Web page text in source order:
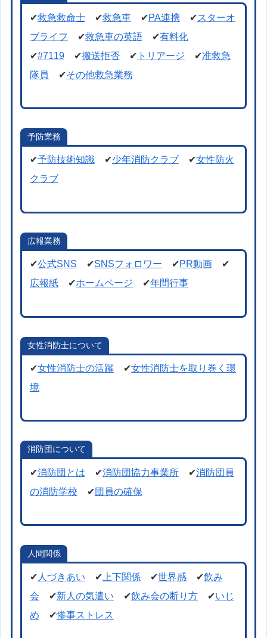
✔救急救命士✔救急車✔PA連携✔スターオ
ブライフ
✔救急車の英語✔有料化
✔#7119✔搬送拒否✔ トリアージ ✔准救急
隊員
✔その他救急業務
予防業務
✔予防技術知識✔少年消防クラブ✔女性防火
クラブ
広報業務
✔公式SNS ✔SNSフォロワー ✔PR動画✔
広報紙✔ホームページ ✔年間行事
女性消防士について
✔女性消防士の活躍 ✔女性消防士を取り巻く環
境
消防団について
✔消防団とは ✔消防団協力事業所✔消防団員
の消防学校 ✔団員の確保
人間関係
✔ 人づきあい ✔ 上下関係✔世界感✔飲み
会 ✔新人の気遣い ✔飲み会の断り方✔いじ
め ✔惨事ストレス